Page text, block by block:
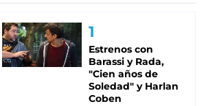
Estrenos con
Barassi y Rada,
"Cien años de
Soledad" y Harlan
Coben